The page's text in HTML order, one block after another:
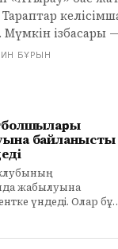
Мүмкін ізбасары
БҰРЫН
байланысты
жабылуына
үндеді. Олар бұл
соққы екенін